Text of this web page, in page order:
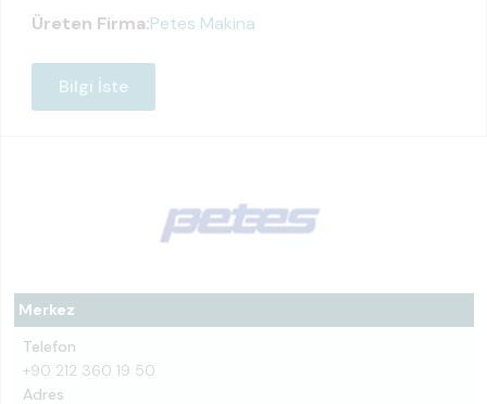
Merkez
Telefon
+90 212 360 19 50
Adres
Üreten Firma:Petes Makina
Bilgi İste